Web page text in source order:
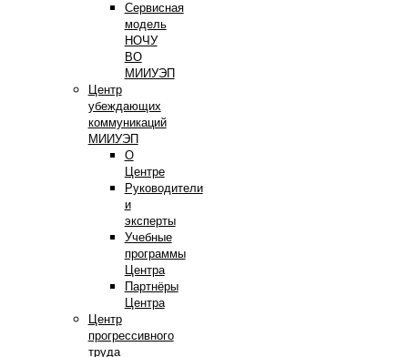
Сервисная
модель
НОЧУ
ВО
МИИУЭП
Центр
убеждающих
коммуникаций
МИИУЭП
О
Центре
Руководители
и
эксперты
Учебные
программы
Центра
Партнёры
Центра
Центр
прогрессивного
труда